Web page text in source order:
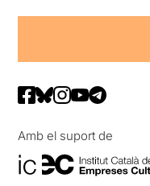
Amb el suport de